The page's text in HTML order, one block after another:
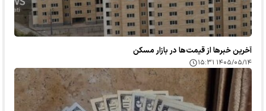
آخرین خبر‌ها از قیمت‌ها در بازار مسکن
۱۴۰۵/۰۵/۱۴ ۱۵:۳۱